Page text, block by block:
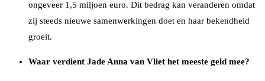
ongeveer 1,5 miljoen euro. Dit bedrag kan veranderen omdat
zij steeds nieuwe samenwerkingen doet en haar bekendheid
groeit.
Waar verdient Jade Anna van Vliet het meeste geld mee?